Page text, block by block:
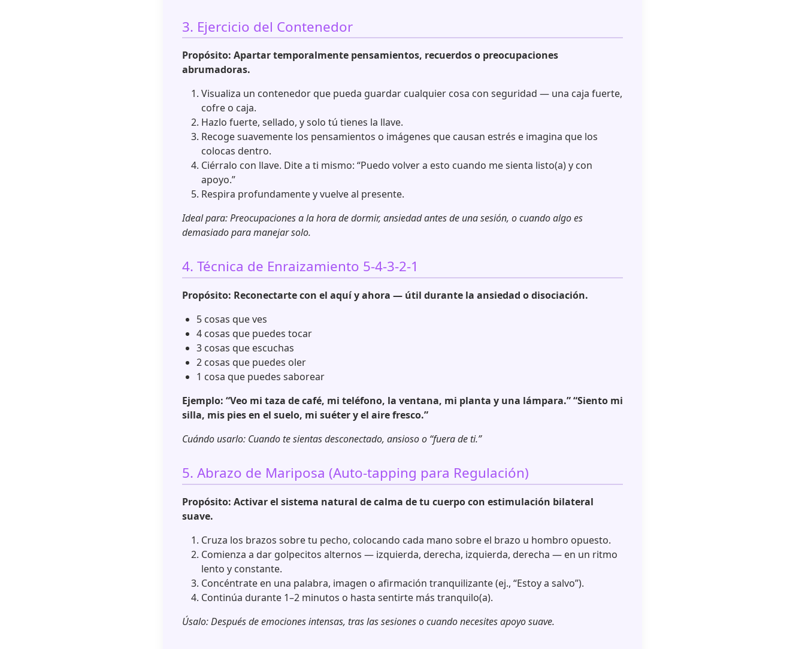
3. Ejercicio del Contenedor
Propósito: Apartar temporalmente pensamientos, recuerdos o preocupaciones
abrumadoras.
Visualiza un contenedor que pueda guardar cualquier cosa con seguridad — una caja fuerte,
cofre o caja.
Hazlo fuerte, sellado, y solo tú tienes la llave.
Recoge suavemente los pensamientos o imágenes que causan estrés e imagina que los
colocas dentro.
Ciérralo con llave. Dite a ti mismo: “Puedo volver a esto cuando me sienta listo(a) y con
apoyo.”
Respira profundamente y vuelve al presente.
Ideal para: Preocupaciones a la hora de dormir, ansiedad antes de una sesión, o cuando algo es
demasiado para manejar solo.
4. Técnica de Enraizamiento 5-4-3-2-1
Propósito: Reconectarte con el aquí y ahora — útil durante la ansiedad o disociación.
5 cosas que ves
4 cosas que puedes tocar
3 cosas que escuchas
2 cosas que puedes oler
1 cosa que puedes saborear
Ejemplo: “Veo mi taza de café, mi teléfono, la ventana, mi planta y una lámpara.” “Siento mi
silla, mis pies en el suelo, mi suéter y el aire fresco.”
Cuándo usarlo: Cuando te sientas desconectado, ansioso o “fuera de ti.”
5. Abrazo de Mariposa (Auto-tapping para Regulación)
Propósito: Activar el sistema natural de calma de tu cuerpo con estimulación bilateral
suave.
Cruza los brazos sobre tu pecho, colocando cada mano sobre el brazo u hombro opuesto.
Comienza a dar golpecitos alternos — izquierda, derecha, izquierda, derecha — en un ritmo
lento y constante.
Concéntrate en una palabra, imagen o afirmación tranquilizante (ej., “Estoy a salvo”).
Continúa durante 1–2 minutos o hasta sentirte más tranquilo(a).
Úsalo: Después de emociones intensas, tras las sesiones o cuando necesites apoyo suave.